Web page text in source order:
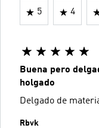
5 4
Buena pero
holgado
Delgado de
Rbvk